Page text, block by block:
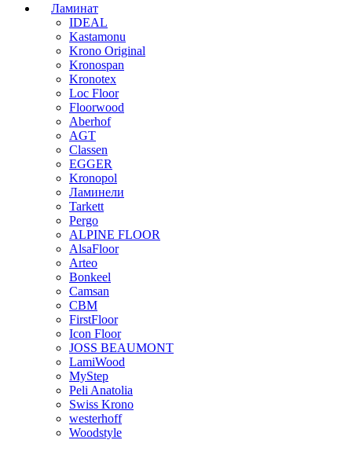
Ламинат
IDEAL
Kastamonu
Krono Original
Kronospan
Kronotex
Loc Floor
Floorwood
Aberhof
AGT
Classen
EGGER
Kronopol
Ламинели
Tarkett
Pergo
ALPINE FLOOR
AlsaFloor
Arteo
Bonkeel
Camsan
CBM
FirstFloor
Icon Floor
JOSS BEAUMONT
LamiWood
MyStep
Peli Anatolia
Swiss Krono
westerhoff
Woodstyle